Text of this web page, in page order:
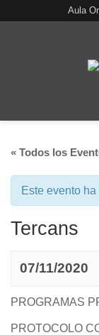
Aula
« Todos los
Este evento
Tercans
07/11/2020
PROGRAMAS
PROTOCOLO